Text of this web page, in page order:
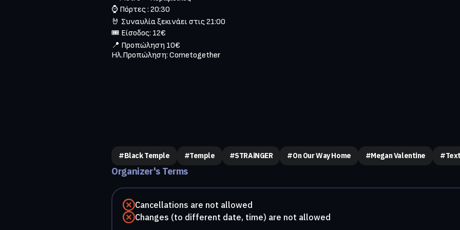
⌚ Πόρτες : 20:30
🤘 Συναυλία ξεκινάει στις 21:00
🎟️ Είσοδος: 12€
📍️ Προπώληση 10€
Ηλ.Προπώληση: Cometogether
#Black Temple #temple #STRAiNGER #on Our Way Home #megan Valentine #text
Organizer's Terms
Cancellations are not allowed
Changes (to different date, time) are not allowed